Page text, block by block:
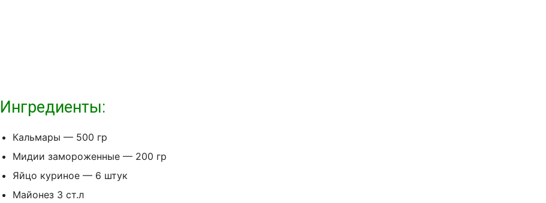
Ингредиенты:
Кальмары — 500 гр
Мидии замороженные — 200 гр
Яйцо куриное — 6 штук
Майонез 3 ст.л